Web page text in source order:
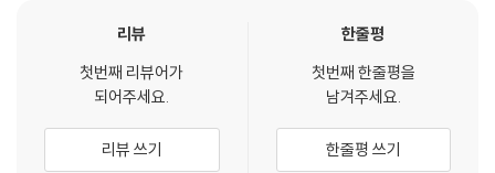
리뷰
첫번째 리뷰어가
되어주세요.
리뷰 쓰기
한줄평
첫번째 한줄평을
남겨주세요.
한줄평 쓰기